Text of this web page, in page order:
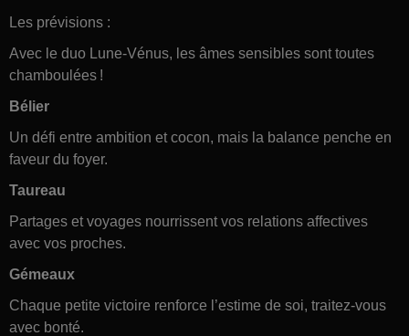
Les prévisions :
Avec le duo Lune-Vénus, les âmes sensibles sont toutes
chamboulées !
Bélier
Un défi entre ambition et cocon, mais la balance penche en
faveur du foyer.
Taureau
Partages et voyages nourrissent vos relations affectives
avec vos proches.
Gémeaux
Chaque petite victoire renforce l’estime de soi, traitez-vous
avec bonté.